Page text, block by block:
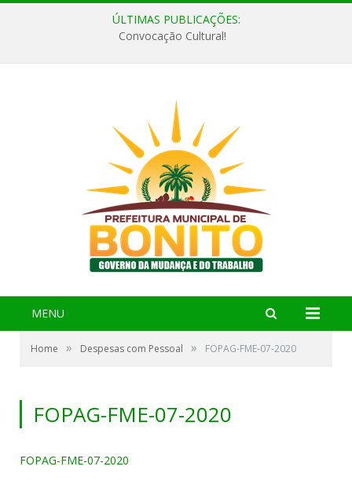
ÚLTIMAS PUBLICAÇÕES:
Convocação Cultural!
MENU
Home » Despesas com Pessoal » FOPAG-FME-07-2020
FOPAG-FME-07-2020
FOPAG-FME-07-2020